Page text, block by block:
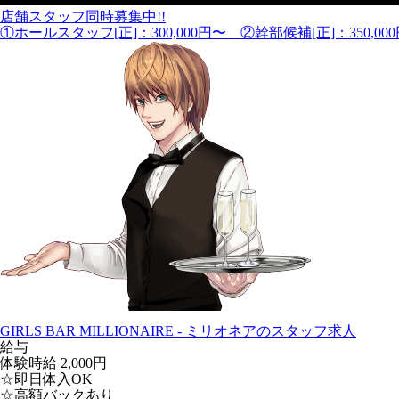
店舗スタッフ同時募集中!!
①ホールスタッフ[正]：300,000円〜 ②幹部候補[正]：
GIRLS BAR MILLIONAIRE - ミリオネアのスタッフ求人
給与
体験時給 2,000円
☆即日体入OK
☆高額バックあり